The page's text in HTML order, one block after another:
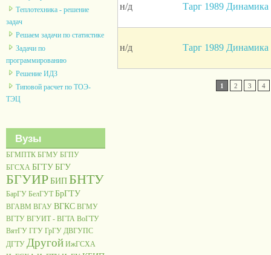
Теплотехника - решение
задач
Решаем задачи по статистике
Задачи по
программированию
Решение ИДЗ
Типовой расчет по ТОЭ-
ТЭЦ
Вузы
БГМПТК БГМУ БГПУ
БГСХА БГТУБГУ
БГУИРБИПБНТУ
БарГУ БелГУТ БрГТУ
ВГАВМ ВГАУ ВГКС ВГМУ
ВГТУ ВГУИТ - ВГТА ВоГТУ
ВятГУ ГГУ ГрГУ ДВГУПС
ДГТУ Другой ИжГСХА
н/д Тарг 1989 Динамика
н/д Тарг 1989 Динамика
1 2 3 4